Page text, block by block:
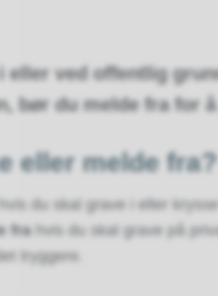
eller ved offentlig
bør du melde fra for
eller melde fra?
hvis du skal grave i eller
frahvis du skal grave på
tryggere.